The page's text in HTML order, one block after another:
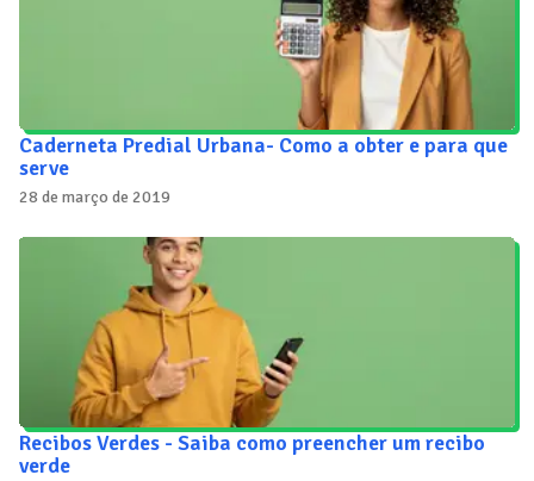
Caderneta Predial Urbana- Como a obter e para que
serve
28 de março de 2019
Recibos Verdes - Saiba como preencher um recibo
verde